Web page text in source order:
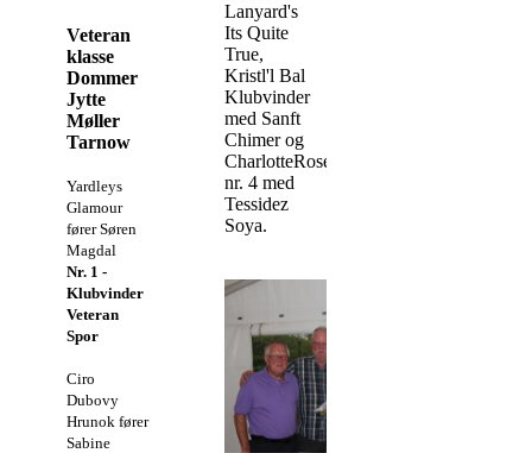
Veteran
klasse
Dommer
Jytte
Møller
Tarnow
Yardleys
Glamour
fører Søren
Magdal
Nr. 1 -
Klubvinder
Veteran
Spor
Ciro
Dubovy
Hrunok fører
Sabine
Lanyard's
Its Quite
True,
Kristl'l Bal
Klubvinder
med Sanft
Chimer og
CharlotteRosendahl
nr. 4 med
Tessidez
Soya.